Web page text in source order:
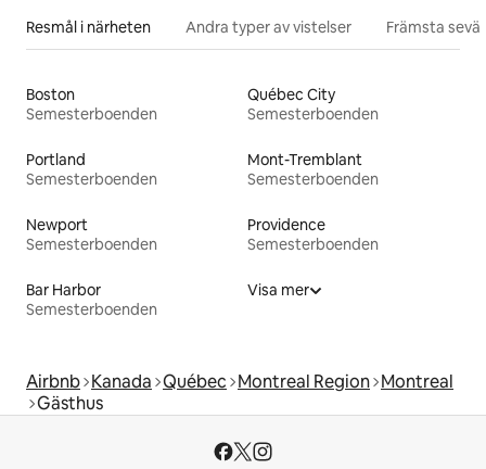
Resmål i närheten Andra typer av vistelser Främsta
Boston
Semesterboenden
Québec City
Semesterboenden
Portland
Semesterboenden
Mont-Tremblant
Semesterboenden
Newport
Semesterboenden
Providence
Semesterboenden
Bar Harbor
Semesterboenden
Visa mer
Airbnb Kanada Québec Montreal Region Montreal
Gästhus